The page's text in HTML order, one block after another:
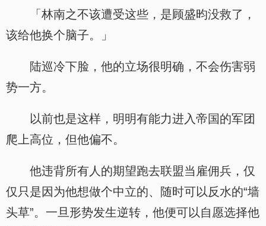
「林南之不该遭受这些，是顾盛昀没救了，
该给他换个脑子。」
陆巡冷下脸，他的立场很明确，不会伤害弱
势一方。
以前也是这样，明明有能力进入帝国的军团
爬上高位，但他偏不。
他违背所有人的期望跑去联盟当雇佣兵，仅
仅只是因为他想做个中立的、随时可以反水的“墙
头草”。一旦形势发生逆转，他便可以自愿选择他